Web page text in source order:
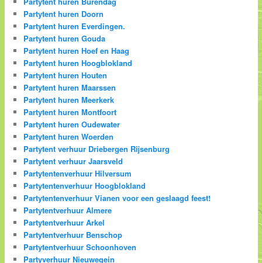
Partytent huren Doorn
Partytent huren Everdingen.
Partytent huren Gouda
Partytent huren Hoef en Haag
Partytent huren Hoogblokland
Partytent huren Houten
Partytent huren Maarssen
Partytent huren Meerkerk
Partytent huren Montfoort
Partytent huren Oudewater
Partytent huren Woerden
Partytent verhuur Driebergen Rijsenburg
Partytent verhuur Jaarsveld
Partytentenverhuur Hilversum
Partytentenverhuur Hoogblokland
Partytentenverhuur Vianen voor een geslaagd feest!
Partytentverhuur Almere
Partytentverhuur Arkel
Partytentverhuur Benschop
Partytentverhuur Schoonhoven
Partyverhuur Nieuwegein